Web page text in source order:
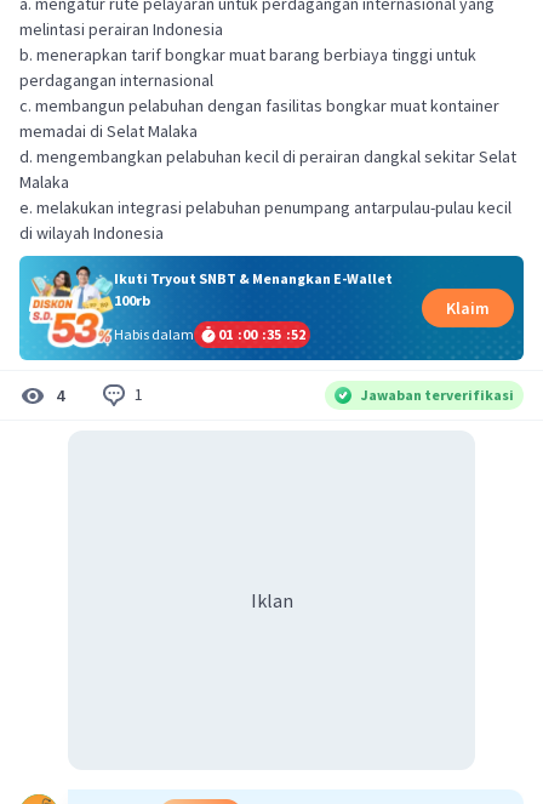
melintasi perairan Indonesia
b. menerapkan tarif bongkar muat barang berbiaya tinggi untuk
perdagangan internasional
c. membangun pelabuhan dengan fasilitas bongkar muat kontainer
memadai di Selat Malaka
d. mengembangkan pelabuhan kecil di perairan dangkal sekitar Selat
Malaka
e. melakukan integrasi pelabuhan penumpang antarpulau-pulau kecil
di wilayah Indonesia
Ikuti Tryout SNBT & Menangkan E-Wallet
100rb
Habis dalam
01 :00 :35 :52
Klaim
4 1 Jawaban terverifikasi
Iklan